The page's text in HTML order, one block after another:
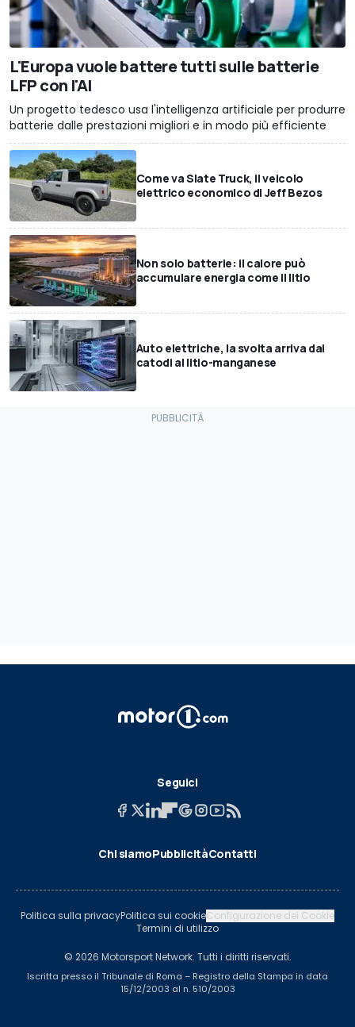
L'Europa vuole battere tutti sulle batterie
LFP con l'AI
Un progetto tedesco usa l'intelligenza artificiale per produrre
batterie dalle prestazioni migliori e in modo più efficiente
Come va Slate Truck, il veicolo
elettrico economico di Jeff Bezos
Non solo batterie: il calore può
accumulare energia come il litio
Auto elettriche, la svolta arriva dai
catodi al litio-manganese
Seguici
Chi siamoPubblicitàContatti
Politica sulla privacyPolitica sui cookieConfigurazione dei Cookie
Termini di utilizzo
© 2026 Motorsport Network. Tutti i diritti riservati.
Iscritta presso il Tribunale di Roma – Registro della Stampa in data
15/12/2003 al n. 510/2003